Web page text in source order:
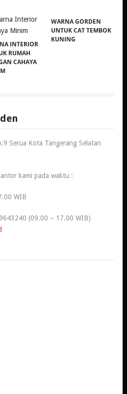
INTERIOR
RUMAH
CAHAYA
WARNA GORDEN
UNTUK CAT TEMBOK
KUNING
Serua Kota Tangerang Selatan
kami pada waktu :
WIB
(09.00 – 17.00 WIB)